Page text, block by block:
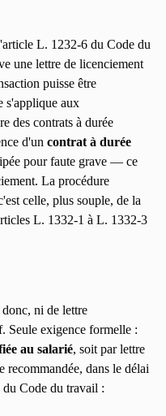
L. 1232-6 du Code du
une lettre de licenciement
puisse être
s'applique aux
des contrats à durée
d'un contrat à durée
pour faute grave — ce
La procédure
celle, plus souple, de la
L. 1332-1 à L. 1332-3
ni de lettre
Seule exigence formelle :
au salarié, soit par lettre
recommandée, dans le délai
Code du travail :